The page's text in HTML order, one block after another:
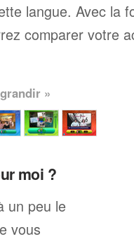
langue. Avec la
comparer votre
»
moi ?
un peu le
vous